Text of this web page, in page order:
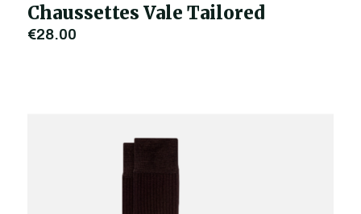
Chaussettes Vale Tailored
€28,00